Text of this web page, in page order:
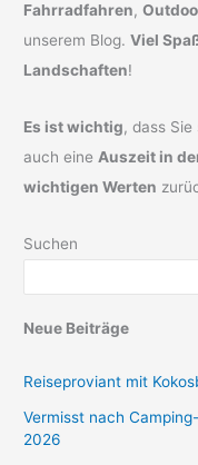
Fahrradfahren,
unserem Blog.Viel
Landschaften!
Es ist wichtig, dass
auch eineAuszeit in
wichtigen Werten
Suchen
Neue Beiträge
Reiseproviant mit
Vermisst nach
2026